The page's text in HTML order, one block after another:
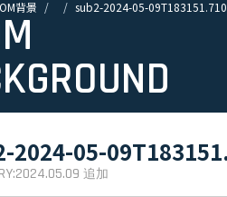
背景 sub2-2024-05-09T183151.710
2024-05-
2024.05.09 追加